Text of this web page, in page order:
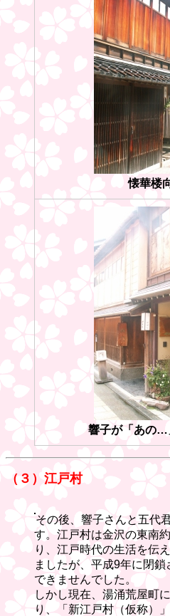
懐華楼
響子が「あの…
（３）江戸村
その後、響子さんと五代
す。江戸村は金沢の東南
り、江戸時代の生活を伝
ましたが、平成9年に閉
できませんでした。
しかし現在、湯涌荒屋町
り、「新江戸村（仮称）